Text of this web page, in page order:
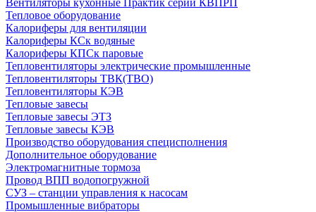
Вентиляторы кухонные Практик серии КВПРП
Тепловое оборудование
Калориферы для вентиляции
Калориферы КСк водяные
Калориферы КПСк паровые
Тепловентиляторы электрические промышленные
Тепловентиляторы ТВК(ТВО)
Тепловентиляторы КЭВ
Тепловые завесы
Тепловые завесы ЭТЗ
Тепловые завесы КЭВ
Производство оборудования специсполнения
Дополнительное оборудование
Электромагнитные тормоза
Провод ВПП водопогружной
СУЗ – станции управления к насосам
Промышленные вибраторы